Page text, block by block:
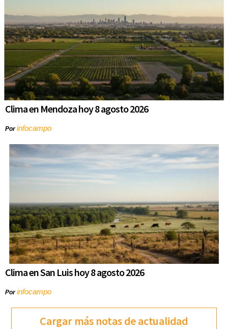
Clima en Mendoza hoy 8 agosto 2026
Porinfocampo
Clima en San Luis hoy 8 agosto 2026
Porinfocampo
Cargar más notas de actualidad